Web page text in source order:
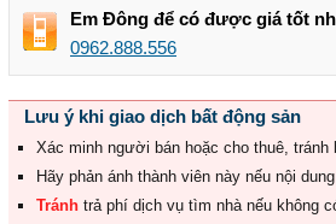
Em Đông để có được giá tốt
0962.888.556
Lưu ý khi giao dịch bất động sản
Xác minh người bán hoặc cho thuê, tránh
Hãy phản ánh thành viên này nếu nội
Tránh trả phí dịch vụ tìm nhà nếu không